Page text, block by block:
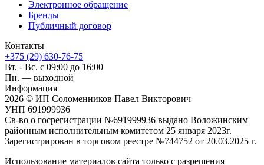
Электронное обращение
Бренды
Публичный договор
Контакты
+375 (29) 630-76-75
Вт. - Вс. с 09:00 до 16:00
Пн. — выходной
Информация
2026 © ИП Соломенников Павел Викторович
УНП 691999936
Св-во о госрегистрации №691999936 выдано Воложинским
районным исполнительным комитетом 25 января 2023г.
Зарегистрирован в торговом реестре №744752 от 20.03.2025 г.
Использование материалов сайта только с разрешения